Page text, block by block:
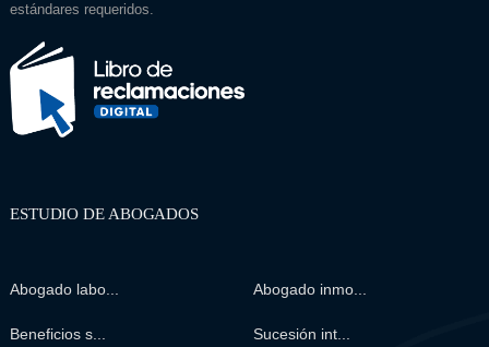
estándares requeridos.
ESTUDIO DE ABOGADOS
Abogado labo... Abogado inmo...
Beneficios s... Sucesión int...